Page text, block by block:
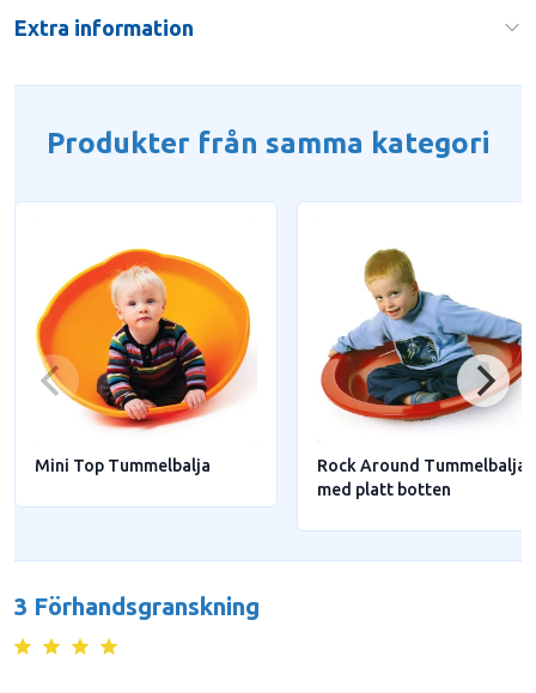
Extra information
Produkter från samma kategori
Mini Top Tummelbalja
Rock Around Tummelbalja
med platt botten
3 Förhandsgranskning